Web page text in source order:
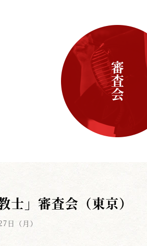
審査会
士」審査会（東京）
日（月）